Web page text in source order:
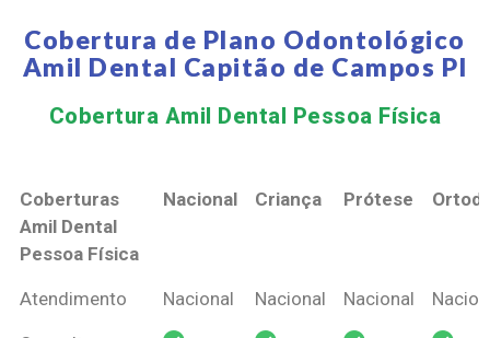
Cobertura de Plano Odontológico
Amil Dental Capitão de Campos PI
Cobertura Amil Dental Pessoa Física​
Coberturas
Amil Dental
Pessoa Física
Nacional Criança Prótese
Coberturas
Nacional Criança Prótese
Atendimento Nacional Nacional Nacional